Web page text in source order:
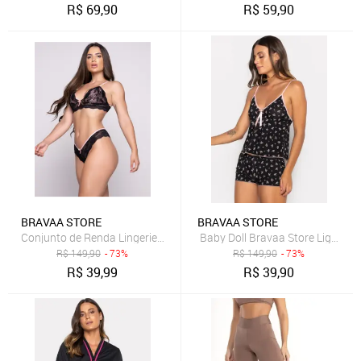
R$ 69,90 R$ 59,90
BRAVAA STORE
Conjunto de Renda Lingerie Calcinha E Soutien Feminino Luxo
R$149,90 - 73%
R$39,99
BRAVAA STORE
Baby Doll Bravaa Store
R$149,90 - 73%
R$39,90